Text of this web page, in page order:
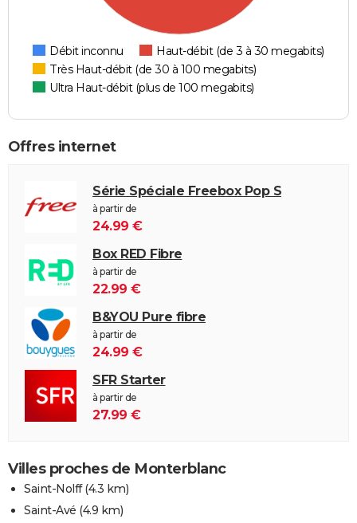
Débit inconnu
Haut-débit (de 3 à 30 megabits)
Très Haut-débit (de 30 à 100 megabits)
Ultra Haut-débit (plus de 100 megabits)
Offres internet
Série Spéciale Freebox Pop S
à partir de
24.99 €
Box RED Fibre
à partir de
22.99 €
B&YOU Pure fibre
à partir de
24.99 €
SFR Starter
à partir de
27.99 €
Villes proches de Monterblanc
Saint-Nolff(4.3 km)
Saint-Avé (4.9 km)